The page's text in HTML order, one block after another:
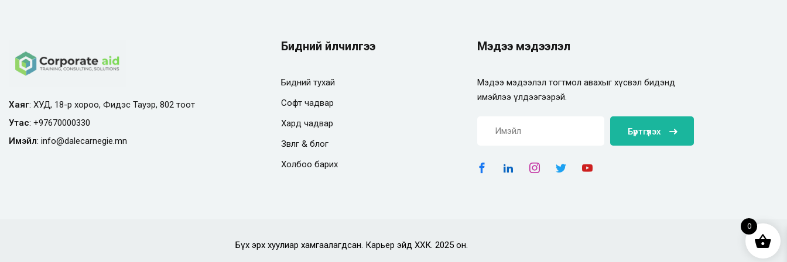
Хаяг: ХУД, 18-р хороо, Фидэс Тауэр, 802 тоот
Утас: +97670000330
Имэйл: info@dalecarnegie.mn
Бидний үйлчилгээ
Бидний тухай
Софт чадвар
Хард чадвар
Зөвлөгөө & блог
Холбоо барих
Мэдээ мэдээлэл
Мэдээ мэдээлэл тогтмол авахыг хүсвэл бидэнд
имэйлээ үлдээгээрэй.
Бүртгүүлэх
Бүх эрх хуулиар хамгаалагдсан. Карьер эйд ХХК. 2025 он.
0